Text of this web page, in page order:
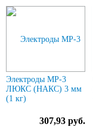
Электроды МР-3
ЛЮКС (НАКС) 3 мм
(1 кг)
307,93 руб.